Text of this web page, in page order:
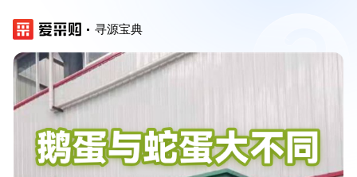
寻源宝典